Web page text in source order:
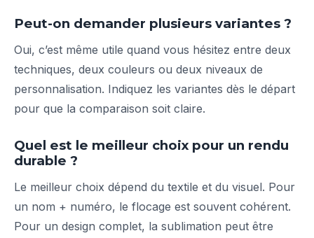
Peut-on demander plusieurs variantes ?
Oui, c’est même utile quand vous hésitez entre deux
techniques, deux couleurs ou deux niveaux de
personnalisation. Indiquez les variantes dès le départ
pour que la comparaison soit claire.
Quel est le meilleur choix pour un rendu
durable ?
Le meilleur choix dépend du textile et du visuel. Pour
un nom + numéro, le flocage est souvent cohérent.
Pour un design complet, la sublimation peut être